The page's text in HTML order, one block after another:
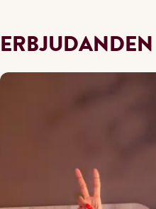
ERBJUDANDEN